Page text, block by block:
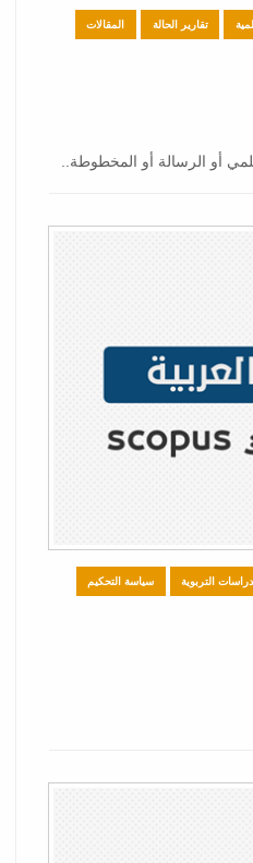
تقارير الحالة المقالات
أو الرسالة أو المخطوطة..
التربوية سياسة التحكيم